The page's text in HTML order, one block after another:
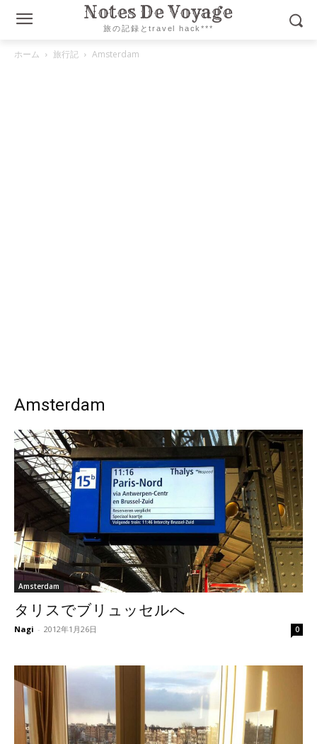
Notes De Voyage
旅の記録とtravel hack***
ホーム 旅行記 Amsterdam
Amsterdam
Amsterdam
タリスでブリュッセルへ
Nagi - 2012年1月26日 0